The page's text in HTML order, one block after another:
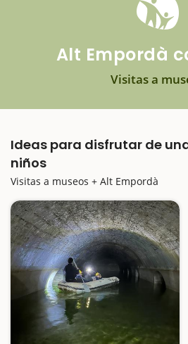
Alt Empordà
Visitas a
Ideas para disfrutar de
niños
Visitas a museos + Alt Empordà